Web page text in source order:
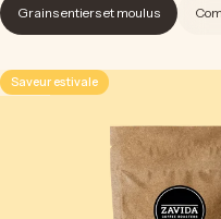
Grains entiers et moulus
4.5
Saveur estivale